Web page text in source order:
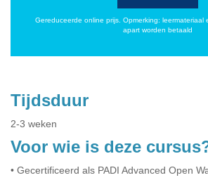
Gereduceerde online prijs. Opmerking: leermateriaal
apart worden betaald
Tijdsduur
2-3 weken
Voor wie is deze
• Gecertificeerd als PADI Advanced Open